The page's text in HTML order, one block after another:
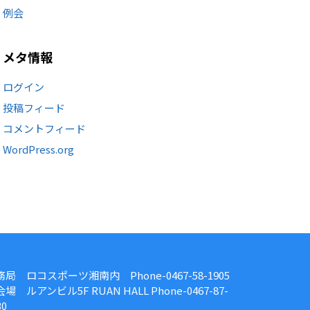
例会
メタ情報
ログイン
投稿フィード
コメントフィード
WordPress.org
局 ロコスポーツ湘南内 Phone-0467-58-1905
場 ルアンビル5F RUAN HALL Phone-0467-87-